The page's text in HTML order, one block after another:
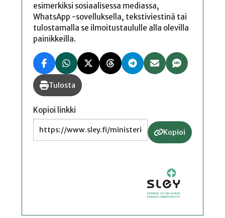
esimerkiksi sosiaalisessa mediassa,
WhatsApp -sovelluksella, tekstiviestinä tai
tulostamalla se ilmoitustaululle alla olevilla
painikkeilla.
Tulosta
Kopioi linkki
Kopioi